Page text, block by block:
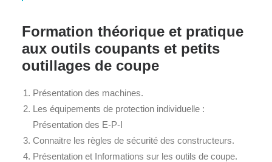
Formation théorique et pratique
aux outils coupants et petits
outillages de coupe
Présentation des machines.
Les équipements de protection individuelle :
Présentation des E-P-I
Connaitre les règles de sécurité des constructeurs.
Présentation et Informations sur les outils de coupe.